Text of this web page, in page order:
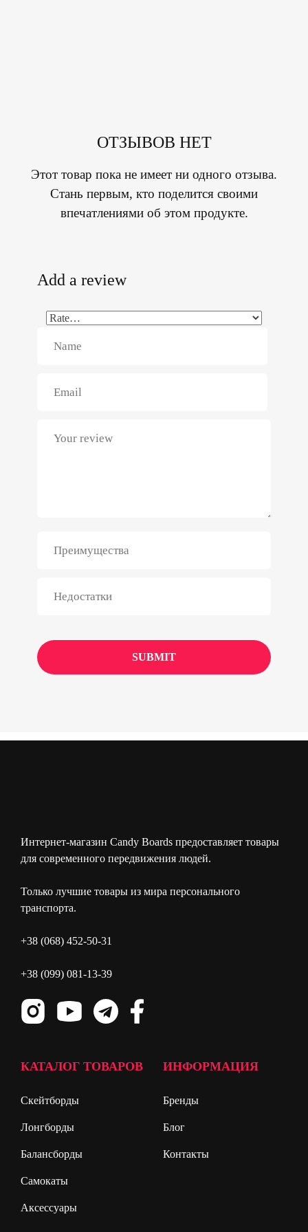
ОТЗЫВОВ НЕТ
Этот товар пока не имеет ни одного отзыва.
Стань первым, кто поделится своими
впечатлениями об этом продукте.
Add a review
Интернет-магазин Candy Boards предоставляет товары
для современного передвижения людей.
Только лучшие товары из мира персонального
транспорта.
+38 (068) 452-50-31
+38 (099) 081-13-39
КАТАЛОГ ТОВАРОВ
Скейтборды
Лонгборды
Балансборды
Самокаты
Аксессуары
ИНФОРМАЦИЯ
Бренды
Блог
Контакты